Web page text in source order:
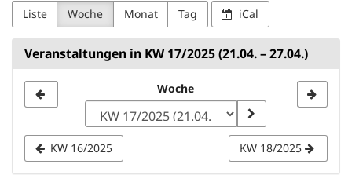
Liste Woche Monat Tag iCal
Veranstaltungen in KW 17/2025 (21.04. – 27.04.)
zur
Anzeige
auswählen
Woche
KW 16/2025 KW 18/2025